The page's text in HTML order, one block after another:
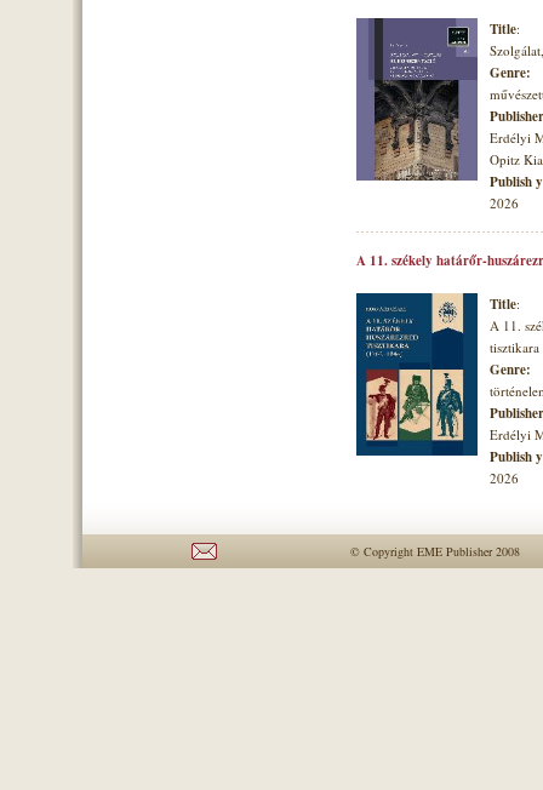
Title:
Genre:
Erdélyi
Opitz
Publish
2026
A 11. székely határőr-
Title:
A 11.
tisztikara
Genre:
Erdélyi
Publish
2026
© Copyright EME Publisher 2008